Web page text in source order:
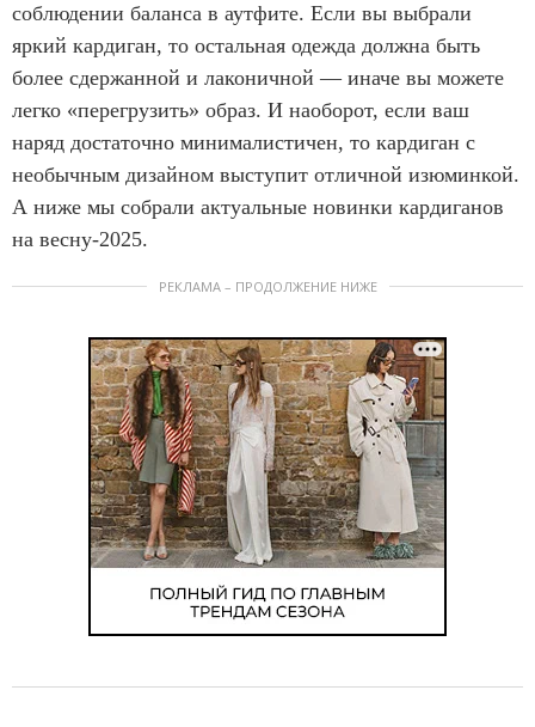
соблюдении баланса в аутфите. Если вы выбрали
яркий кардиган, то остальная одежда должна быть
более сдержанной и лаконичной — иначе вы можете
легко «перегрузить» образ. И наоборот, если ваш
наряд достаточно минималистичен, то кардиган с
необычным дизайном выступит отличной изюминкой.
А ниже мы собрали актуальные новинки кардиганов
на весну-2025.
РЕКЛАМА – ПРОДОЛЖЕНИЕ НИЖЕ